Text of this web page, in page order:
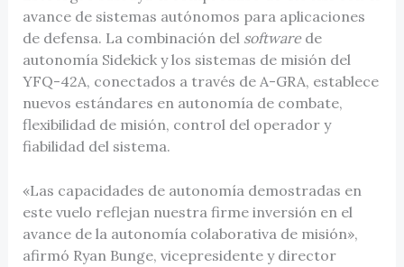
avance de sistemas autónomos para aplicaciones
de defensa. La combinación del software de
autonomía Sidekick y los sistemas de misión del
YFQ-42A, conectados a través de A-GRA, establece
nuevos estándares en autonomía de combate,
flexibilidad de misión, control del operador y
fiabilidad del sistema.
«Las capacidades de autonomía demostradas en
este vuelo reflejan nuestra firme inversión en el
avance de la autonomía colaborativa de misión»,
afirmó Ryan Bunge, vicepresidente y director